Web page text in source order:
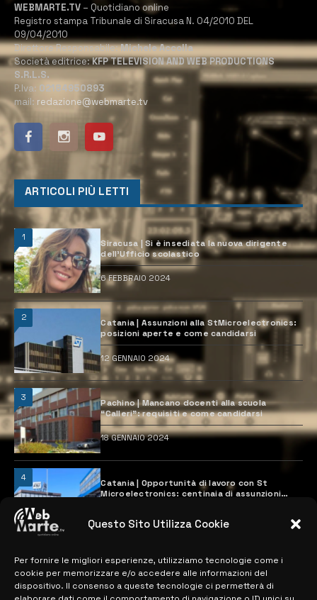
Questo Sito Utilizza Cookie
Per fornire le migliori esperienze, utilizziamo tecnologie come i
cookie per memorizzare e/o accedere alle informazioni del
dispositivo. Il consenso a queste tecnologie ci permetterà di
WEBMARTE.TV – Quotidiano online
Registro stampa Tribunale di Siracusa N. 04/2010 DEL
09/04/2010
Direttore Responsabile:Michele Accolla
Società editrice:KFP TELEVISION AND WEB PRODUCTIONS
S.R.L.S.
P.Iva: 02184950893
mail: redazione@webmarte.tv
ARTICOLI PIÙ LETTI
1
Siracusa | Si è insediata la nuova dirigente
dell’Ufficio scolastico
6 FEBBRAIO 2024
2
Catania | Assunzioni alla StMicroelectronics:
posizioni aperte e come candidarsi
12 GENNAIO 2024
3
Pachino | Mancano docenti alla scuola
“Calleri”: requisiti e come candidarsi
18 GENNAIO 2024
4
Catania | Opportunità di lavoro con St
Microelectronics: centinaia di assunzioni
28 MARZO 2024
MAPPA DEL SITO